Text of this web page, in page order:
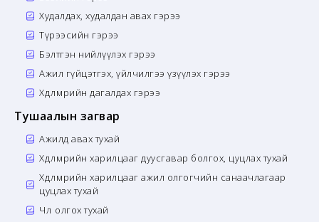
Худалдах, худалдан авах гэрээ
Түрээсийн гэрээ
Бэлтгэн нийлүүлэх гэрээ
Ажил гүйцэтгэх, үйлчилгээ үзүүлэх гэрээ
Хөдөлмөрийн дагалдах гэрээ
Тушаалын загвар
Ажилд авах тухай
Хөдөлмөрийн харилцааг дуусгавар болгох, цуцлах тухай
Хөдөлмөрийн харилцааг ажил олгогчийн санаачлагаар
цуцлах тухай
Чөлөө олгох тухай